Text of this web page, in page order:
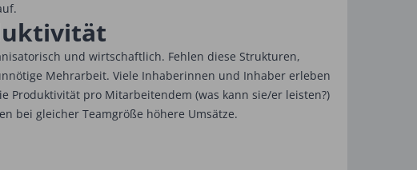
und wirtschaftlich. Fehlen diese Strukturen,
Mehrarbeit. Viele Inhaberinnen und Inhaber erleben
Produktivität pro Mitarbeitendem (was kann sie/er leisten?)
bei gleicher Teamgröße höhere Umsätze.